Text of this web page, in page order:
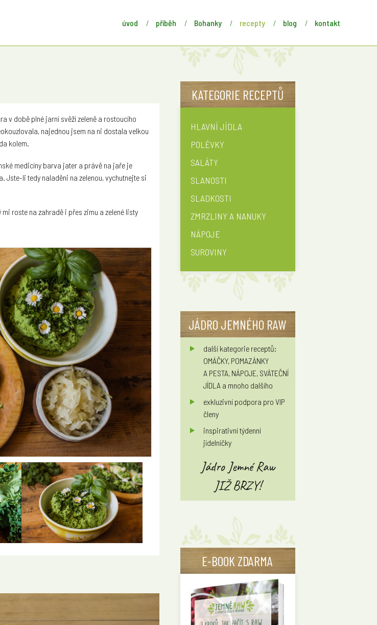
úvod příběh Bohanky recepty blog kontakt
v době plné jarní svěží zeleně a rostoucího
najednou jsem na ni dostala velkou
kolem.
medicíny barva jater a právě na jaře je
li tedy naladěni na zelenou, vychutnejte si
mi roste na zahradě i přes zimu a zelené listy
KATEGORIE RECEPTŮ
HLAVNÍ JÍDLA
POLÉVKY
SALÁTY
SLANOSTI
SLADKOSTI
ZMRZLINY A NANUKY
NÁPOJE
SUROVINY
JÁDRO JEMNÉHO RAW
další kategorie receptů:
OMÁČKY, POMAZÁNKY
A PESTA, NÁPOJE, SVÁTEČNÍ
JÍDLA a mnoho dalšího
exkluzivní podpora pro VIP
členy
inspirativní týdenní
jídelníčky
Jádro Jemné Raw
JIŽ BRZY!
E-BOOK ZDARMA